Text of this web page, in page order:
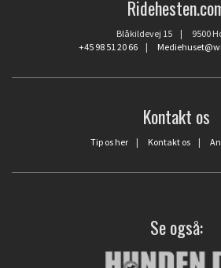
Blåkildevej 15 | 9500
+45 98 51 20 66|
Kontakt os
Tip os her | Kontakt os |
Se også: